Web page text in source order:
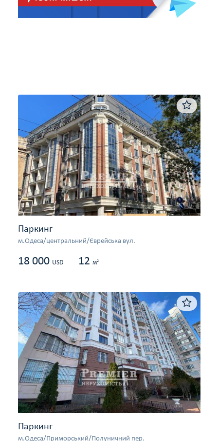
Паркинг
м.Одеса/центральний/Єврейська вул.
18 000 USD 12 м2
Паркинг
м.Одеса/Приморський/Полуничний пер.